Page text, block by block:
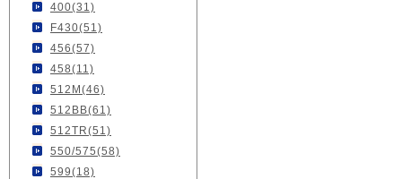
400(31)
F430(51)
456(57)
458(11)
512M(46)
512BB(61)
512TR(51)
550/575(58)
599(18)